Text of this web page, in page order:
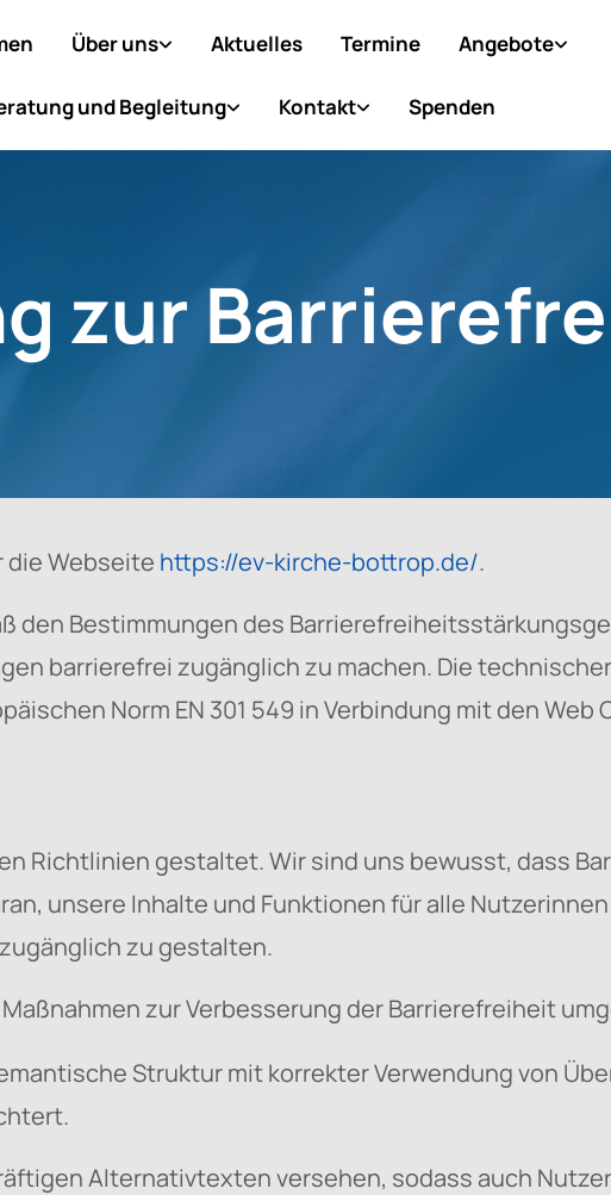
Über uns Aktuelles Termine Angebote
und Begleitung Kontakt Spenden
zur
die Webseite https://ev-kirche-bottrop.de/.
den Bestimmungen des
barrierefrei zugänglich zu machen. Die
Norm EN 301 549 in Verbindung mit den
Richtlinien gestaltet. Wir sind uns bewusst, dass
unsere Inhalte und Funktionen für alle
zu gestalten.
zur Verbesserung der Barrierefreiheit
Struktur mit korrekter Verwendung von
Alternativtexten versehen, sodass auch